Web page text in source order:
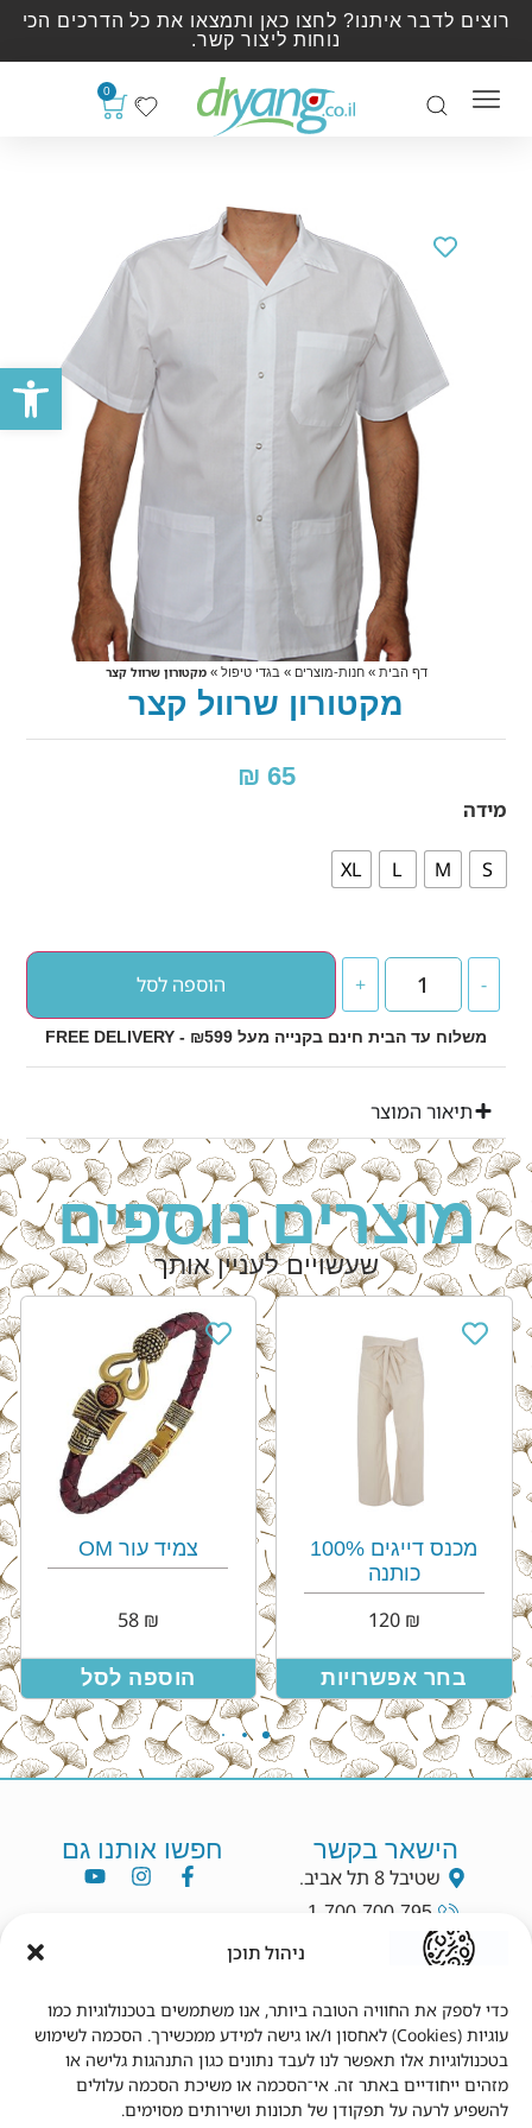
פתח
ניהול תוכן
כדי לספק את החוויה הטובה ביותר, אנו משתמשים בטכנולוגיות כמו
עוגיות (Cookies) לאחסון ו/או גישה למידע ממכשירך. הסכמה לשימוש
בטכנולוגיות אלו תאפשר לנו לעבד נתונים כגון התנהגות גלישה או
מזהים ייחודיים באתר זה. אי־הסכמה או משיכת הסכמה עלולים
להשפיע לרעה על תפקודן של תכונות ושירותים מסוימים.
רוצים לדבר איתנו? לחצו כאן ותמצאו את כל הדרכים הכי
נוחות ליצור קשר.
0
דף הבית »חנות-מוצרים »בגדי טיפול »מקטורון שרוול קצר
מקטורון שרוול קצר
₪ 65
מידה
S
M
L
XL
-
+ הוספה לסל
משלוח עד הבית חינם בקנייה מעל ₪599 - FREE DELIVERY
תיאור המוצר
מוצרים נוספים
שעשויים לעניין אותך
מכנס דייגים 100%
כותנה
₪
120
בחר אפשרויות
צמיד עור OM
₪
58
הוספה לסל
הישאר בקשר
שטיבל 8 תל אביב.
1-700-700-795
info@dryang.co.il
חפשו אותנו גם
תנאי שימוש
תקנון
תנאי שימוש
מידע נוסף
צור קשר
מדיניות פרטיות